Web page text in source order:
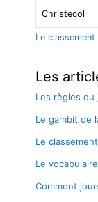
Christecol
Le classement
Les
Les règles du
Le gambit de
Le
Le
Comment